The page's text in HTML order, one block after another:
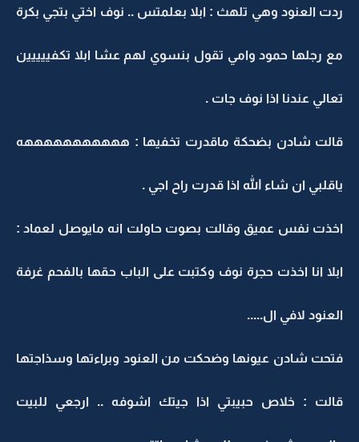
ردت العنود وهي تلهث : ابلا بعلمتس .. نوف اختي بتجي بكرة
مع رجلها حمود وامي تقول بنسوي لهم عشا ابلا تكفييييين
تعالي عندنا اذا نوف جات .
قالت شادن بضحكة ماقدرت تخفيها : هههههههههههه
ياقلبي ان شاء الله اذا قدرت راح اجي .
اخذت نفس عميق وقالت بصوت حاولت انه مايوصل لعماد :
ابلا انا اخذت حجرة نوف وكتبت على الباب حقها بالفحم غرفة
العنود لافي ال.....
فتحت شادن عيونها وضحكت من العنود وبراءتها وسذاجتها
قالت : خلاص حبيبتي اذا جيتك اشوفه .. ارجعي للبيت